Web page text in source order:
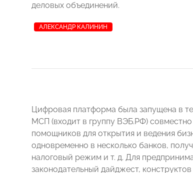
деловых объединений.
АЛЕКСАНДР КАЛИНИН
Цифровая платформа была запущена в
МСП (входит в группу ВЭБ.РФ)
помощников для открытия и ведения
одновременно в несколько банков,
налоговый режим и т. д. Для
законодательный дайджест,